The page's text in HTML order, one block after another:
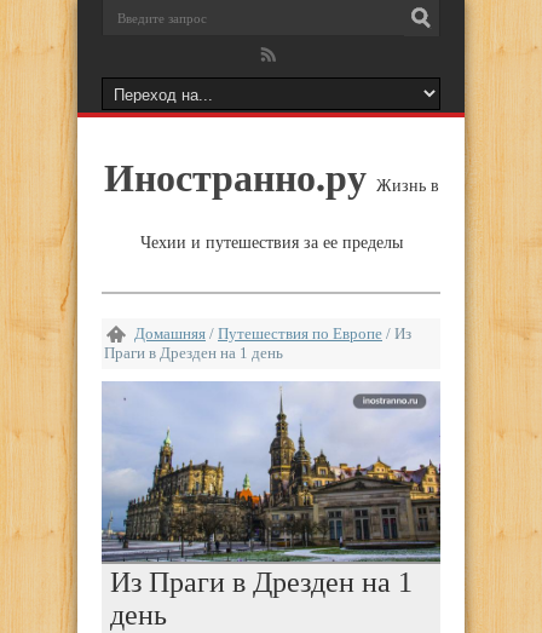
Иностранно.ру Жизнь в
Чехии и путешествия за ее пределы
Домашняя / Путешествия по Европе / Из
Праги в Дрезден на 1 день
Из Праги в Дрезден на 1
день